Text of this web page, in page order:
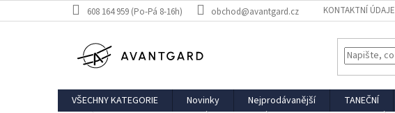
na
608 164 959 (Po-Pá 8-16h) obchod@avantgard.cz KONTAKTNÍ ÚDAJE
VŠECHNY KATEGORIE Novinky Nejprodávanější TANEČNÍ